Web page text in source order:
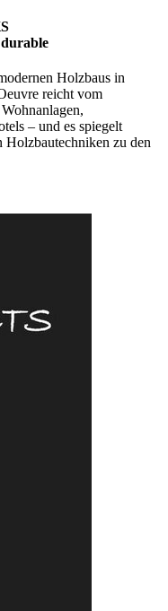
Holzbaus in
reicht vom
– und es spiegelt
Holzbautechniken zu den